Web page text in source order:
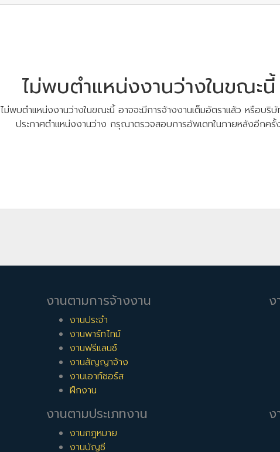
ไม่พบตำแหน่งงานว่างในขณะนี้
ไม่พบตำแหน่งงานว่างในขณะนี้ อาจจะมีการจ้างงานเต็มอัตราแล้ว หรือบริษั
ประกาศตำแหน่งงานว่าง กรุณาตรวจสอบการอัพเดทในภายหลังอีกครั้
งานตามการจ้างงาน
งานประจำ
งานพาร์ทไทม์
งานฟรีแลนซ์
งานสัญญาจ้าง
งานเอาท์ซอร์ส
ฝึกงาน
งานตามประเภทงาน
งานกฎหมาย
งานบัญชี